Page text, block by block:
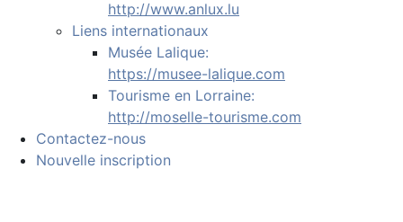
http://www.anlux.lu
Liens internationaux
Musée Lalique:
https://musee-lalique.com
Tourisme en Lorraine:
http://moselle-tourisme.com
Contactez-nous
Nouvelle inscription